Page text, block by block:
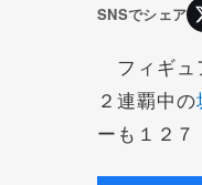
SNSでシェア
フィギュ
２連覇中の
ーも１２